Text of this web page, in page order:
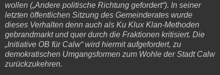
wollen („Andere politische Richtung gefordert“). In seiner
letzten öffentlichen Sitzung des Gemeinderates wurde
dieses Verhalten denn auch als Ku Klux Klan-Methoden
gebrandmarkt und quer durch die Fraktionen kritisiert. Die
„Initiative OB für Calw“ wird hiermit aufgefordert, zu
demokratischen Umgangsformen zum Wohle der Stadt Calw
zurückzukehren.